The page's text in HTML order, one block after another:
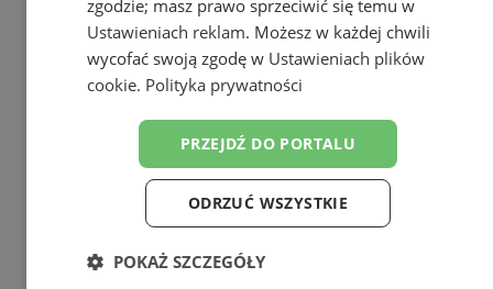
zgodzie; masz prawo sprzeciwić się temu w
Ustawieniach reklam. Możesz w każdej chwili
wycofać swoją zgodę w Ustawieniach plików
cookie. Polityka prywatności
PRZEJDŹ DO PORTALU
ODRZUĆ WSZYSTKIE
POKAŻ SZCZEGÓŁY